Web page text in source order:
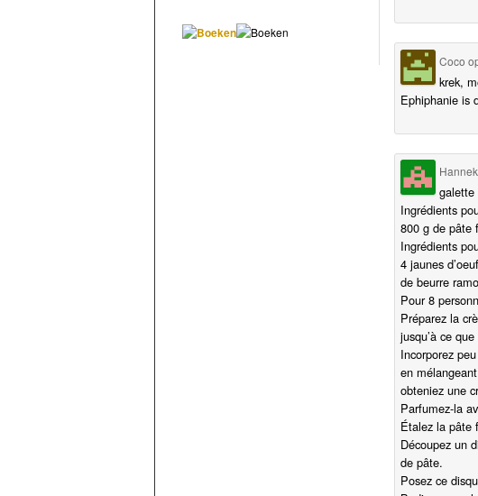
Coco
krek,
Ephiphanie is
galette
Ingrédients
800 g de pâte
Ingrédients
4 jaunes
de beurre
Pour 8
Préparez la
jusqu’à ce
Incorporez
en
obteniez une
Parfumez-la
Étalez la pâte
Découpez un
de pâte.
Posez ce